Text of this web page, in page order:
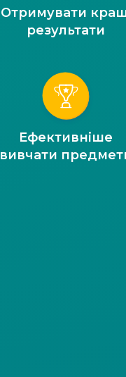
Отримувати
результати
Ефективніше
вивчати